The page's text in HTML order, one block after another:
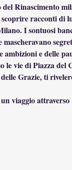
Rinascimento
racconti di
I sontuosi
ambizioni e delle
le vie di Piazza
Grazie, ti
viaggio